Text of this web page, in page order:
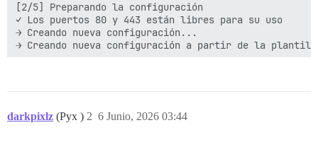
[2/5] Preparando la configuración
✓ Los puertos 80 y 443 están libres para su uso
→ Creando nueva configuración...
→ Creando nueva configuración a partir de la
¿Dirección de correo electrónico para la(s)
darkpixlz (Pyx ) 6 Junio, 2026 03:44
2